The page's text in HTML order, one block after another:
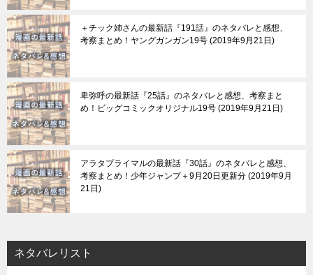
＋チック姉さんの最新話『191話』のネタバレと感想、
考察まとめ！ヤングガンガン19号 2019年9月21日
卑弥呼の最新話『25話』のネタバレと感想、考察まと
め！ビッグコミックオリジナル19号 2019年9月21日
アラタプライマルの最新話『30話』のネタバレと感想、
考察まとめ！少年ジャンプ＋9月20日更新分 2019年9月
21日
ネタバレリスト